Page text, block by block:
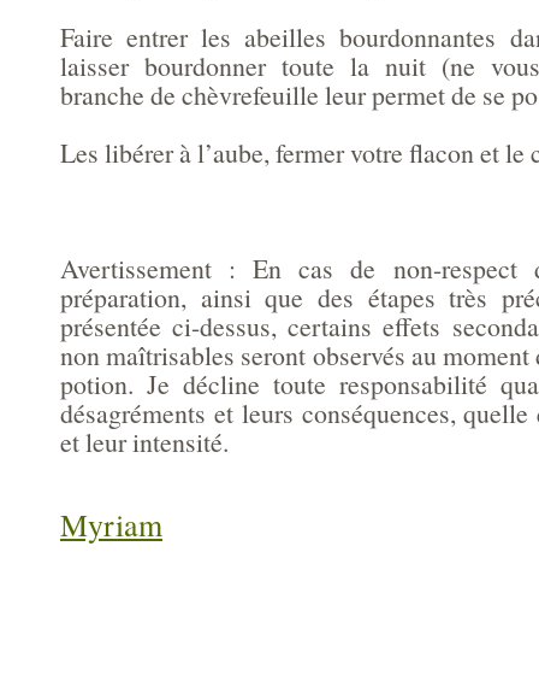
Faire entrer les abeilles bourdonnantes
laisser bourdonner toute la nuit (ne
branche de chèvrefeuille leur permet de se
Les libérer à l’aube, fermer votre flacon et le
Avertissement : En cas de non-respect
préparation, ainsi que des étapes très
présentée ci-dessus, certains effets
non maîtrisables seront observés au
potion. Je décline toute responsabilité
désagréments et leurs conséquences,
et leur intensité.
Myriam